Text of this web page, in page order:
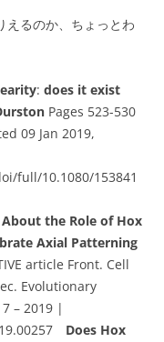
えるのか、ちょっとわ
: does it exist
Pages 523-530
09 Jan 2019,
full/10.1080/153841
the Role of Hox
Axial Patterning
article Front. Cell
Evolutionary
– 2019 |
Does Hox